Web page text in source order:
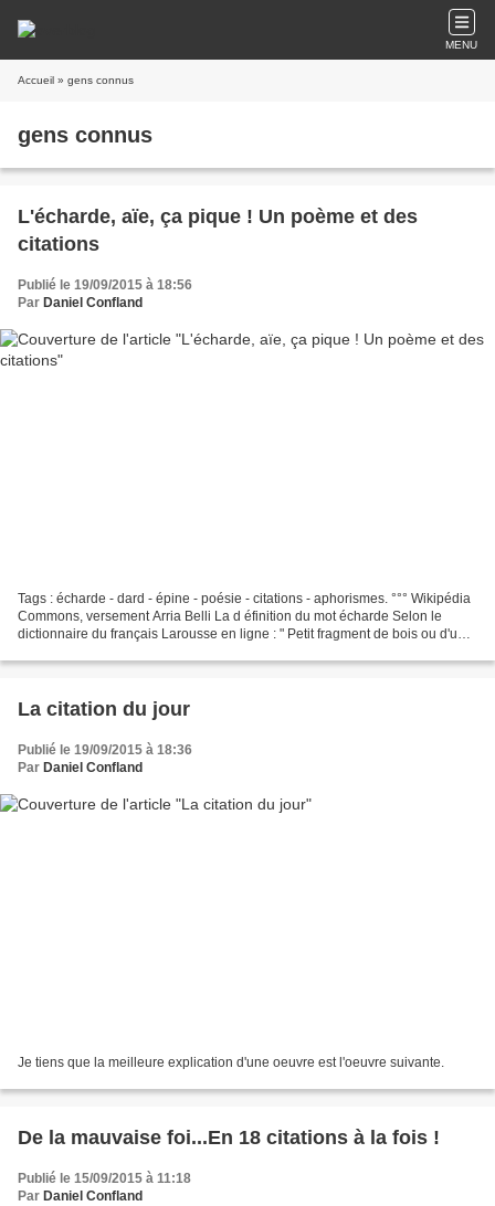
MENU
Accueil » gens connus
gens connus
L'écharde, aïe, ça pique ! Un poème et des
citations
Publié le 19/09/2015 à 18:56
Par Daniel Confland
Tags : écharde - dard - épine - poésie - citations - aphorismes. °°° Wikipédia
Commons, versement Arria Belli La d éfinition du mot écharde Selon le
dictionnaire du français Larousse en ligne : " Petit fragment de bois ou d'un
La citation du jour
Publié le 19/09/2015 à 18:36
Par Daniel Confland
Je tiens que la meilleure explication d'une oeuvre est l'oeuvre suivante.
De la mauvaise foi...En 18 citations à la fois !
Publié le 15/09/2015 à 11:18
Par Daniel Confland